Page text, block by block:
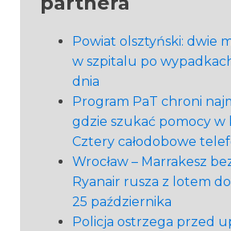
Powiat olsztyński: dwie
w szpitalu po
dnia
Program PaT chroni
gdzie szukać pomocy w
Cztery całodobowe
Wrocław – Marrakesz
Ryanair rusza z lotem
25 października
Policja ostrzega przed